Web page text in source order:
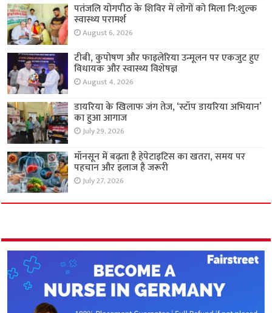
पतंजलि योगपीठ के शिविर में लोगों को मिला नि:शुल्क
स्वास्थ्य परामर्श
August 6, 2026
टीबी, कुपोषण और फाइलेरिया उन्मूलन पर एकजुट हुए
विधायक और स्वास्थ्य विशेषज्ञ
August 4, 2026
डायरिया के खिलाफ जंग तेज, ‘स्टॉप डायरिया अभियान’
का हुआ आगाज
July 29, 2026
मॉनसून में बढ़ता है हेपेटाइटिस का खतरा, समय पर
पहचान और इलाज है जरूरी
July 27, 2026